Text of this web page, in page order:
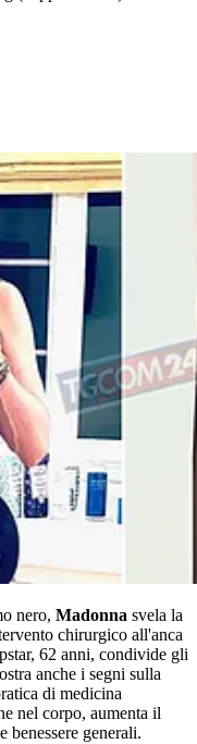
nero, Madonna svela la
chirurgico all'anca
62 anni, condivide gli
anche i segni sulla
di medicina
nel corpo, aumenta il
benessere generali.